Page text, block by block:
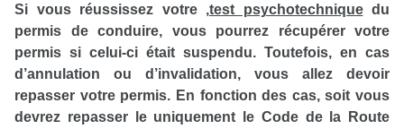
Si vous réussissez votre ,test psychotechniquedu
permis de conduire, vous pourrez récupérer votre
permis si celui-ci était suspendu. Toutefois, en cas
d’annulation ou d’invalidation, vous allez devoir
repasser votre permis. En fonction des cas, soit vous
devrez repasser le uniquement le Code de la Route